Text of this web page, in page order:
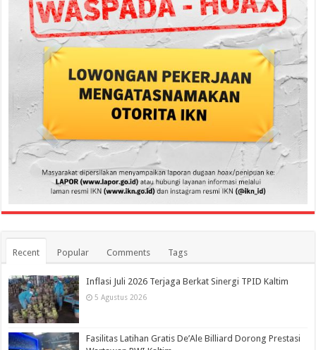
Recent Popular Comments Tags
Inflasi Juli 2026 Terjaga Berkat Sinergi TPID Kaltim
5 Agustus 2026
Fasilitas Latihan Gratis De’Ale Billiard Dorong Prestasi